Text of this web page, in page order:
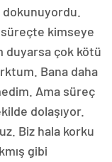
kimseye
duyarsa çok kötü
Bana daha
Ama süreç
dolaşıyor.
Biz hala korku
gibi